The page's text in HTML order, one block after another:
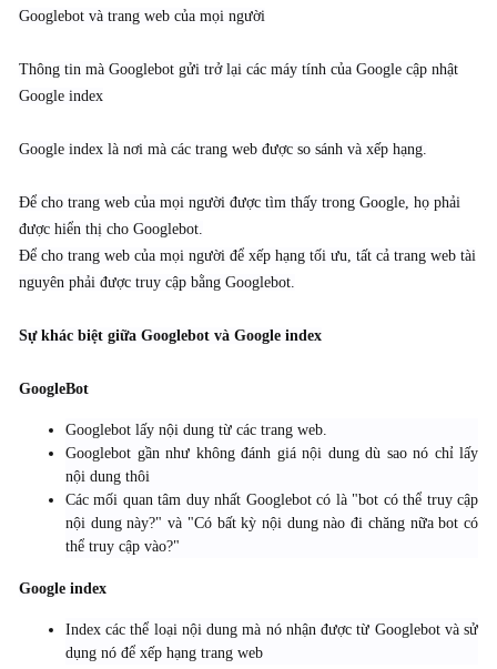
Googlebot và trang web của mọi người
Thông tin mà Googlebot gửi trở lại các máy tính của Google cập nhật
Google index
Google index là nơi mà các trang web được so sánh và xếp hạng.
Để cho trang web của mọi người được tìm thấy trong Google, họ phải
được hiển thị cho Googlebot.
Để cho trang web của mọi người để xếp hạng tối ưu, tất cả trang web tài
nguyên phải được truy cập bằng Googlebot.
Sự khác biệt giữa Googlebot và Google index
GoogleBot
Googlebot lấy nội dung từ các trang web.
Googlebot gần như không đánh giá nội dung dù sao nó chỉ lấy
nội dung thôi
Các mối quan tâm duy nhất Googlebot có là "bot có thể truy cập
nội dung này?" và "Có bất kỳ nội dung nào đi chăng nữa bot có
thể truy cập vào?"
Google index
Index các thể loại nội dung mà nó nhận được từ Googlebot và sử
dụng nó để xếp hạng trang web